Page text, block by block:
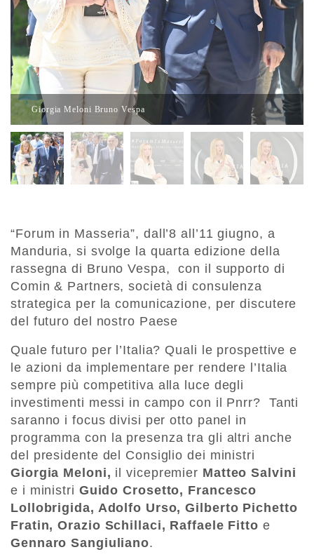
Giorgia Meloni Bruno Vespa
“Forum in Masseria”, dall’8 all’11 giugno, a
Manduria, si svolge la quarta edizione della
rassegna di Bruno Vespa, con il supporto di
Comin & Partners, società di consulenza
strategica per la comunicazione, per discutere
del futuro del nostro Paese
Quale futuro per l’Italia? Quali le prospettive e
le azioni da implementare per rendere l’Italia
sempre più competitiva alla luce degli
investimenti messi in campo con il Pnrr? Tanti
saranno i focus divisi per otto panel in
programma con la presenza tra gli altri anche
del presidente del Consiglio dei ministri
Giorgia Meloni, il vicepremier Matteo Salvini
e i ministri Guido Crosetto, Francesco
Lollobrigida, Adolfo Urso, Gilberto Pichetto
Fratin, Orazio Schillaci, Raffaele Fitto e
Gennaro Sangiuliano.